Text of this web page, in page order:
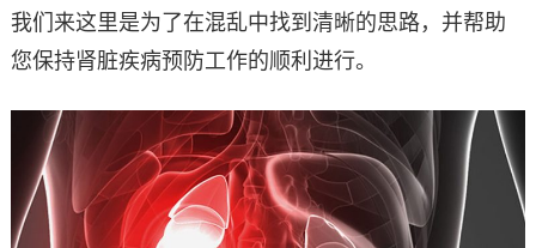
我们来这里是为了在混乱中找到清晰的思路，并帮助
您保持肾脏疾病预防工作的顺利进行。